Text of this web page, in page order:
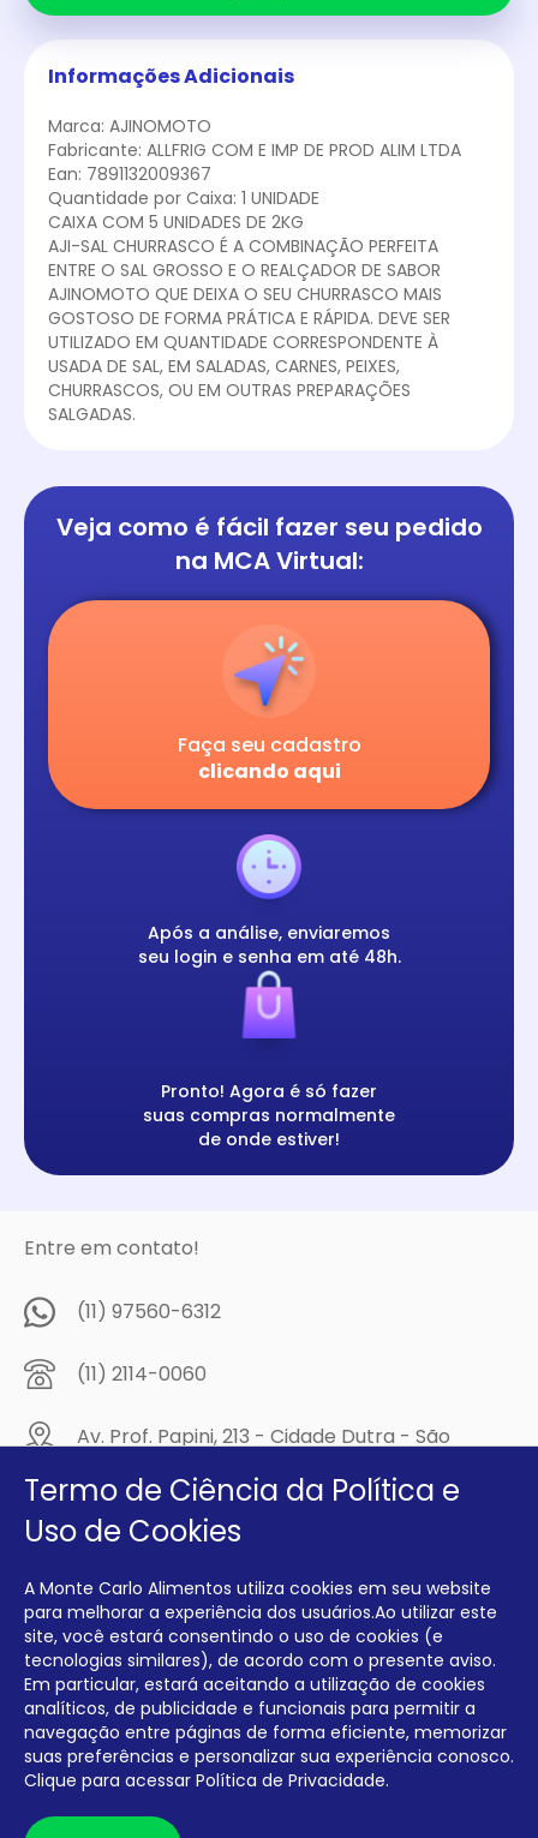
Informações Adicionais
Marca: AJINOMOTO
Fabricante: ALLFRIG COM E IMP DE PROD ALIM LTDA
Ean: 7891132009367
Quantidade por Caixa: 1 UNIDADE
CAIXA COM 5 UNIDADES DE 2KG
AJI-SAL CHURRASCO É A COMBINAÇÃO PERFEITA
ENTRE O SAL GROSSO E O REALÇADOR DE SABOR
AJINOMOTO QUE DEIXA O SEU CHURRASCO MAIS
GOSTOSO DE FORMA PRÁTICA E RÁPIDA. DEVE SER
UTILIZADO EM QUANTIDADE CORRESPONDENTE À
USADA DE SAL, EM SALADAS, CARNES, PEIXES,
CHURRASCOS, OU EM OUTRAS PREPARAÇÕES
SALGADAS.
Veja como é fácil fazer seu pedido
na MCA Virtual:
Faça seu cadastro
clicando aqui
Após a análise, enviaremos
seu login e senha em até 48h.
Pronto! Agora é só fazer
suas compras normalmente
de onde estiver!
Entre em contato!
(11) 97560-6312
(11) 2114-0060
Av. Prof. Papini, 213 - Cidade Dutra - São
Compre na
MCA Virtual!
Siga a Monte Carlo Alimentos nas redes sociais!
INTERFRIOS COMÉRCIO DE FRIOS E LATICÍNIOS EIRELI CNPJ:
00.140.150/0001-09 INSCRIÇÃO ESTADUAL: 112.576.117.113
Termo de Ciência da Política e
Uso de Cookies
A Monte Carlo Alimentos utiliza cookies em seu website
para melhorar a experiência dos usuários.Ao utilizar este
site, você estará consentindo o uso de cookies (e
tecnologias similares), de acordo com o presente aviso.
Em particular, estará aceitando a utilização de cookies
analíticos, de publicidade e funcionais para permitir a
navegação entre páginas de forma eficiente, memorizar
suas preferências e personalizar sua experiência conosco.
Clique para acessar Política de Privacidade.